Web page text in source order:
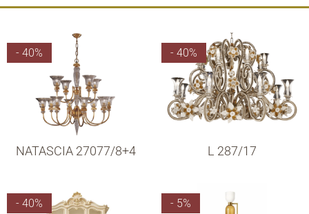
- 40%
NATASCIA 27077/8+4
- 40%
L 287/17
- 40% - 5%